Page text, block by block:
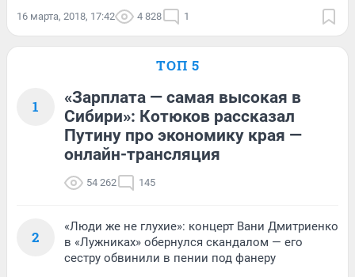
16 марта, 2018, 17:42 4 828 1
ТОП 5
1
«Зарплата — самая высокая в
Сибири»: Котюков рассказал
Путину про экономику края —
онлайн-трансляция
54 262 145
2
«Люди же не глухие»: концерт Вани Дмитриенко
в «Лужниках» обернулся скандалом — его
сестру обвинили в пении под фанеру